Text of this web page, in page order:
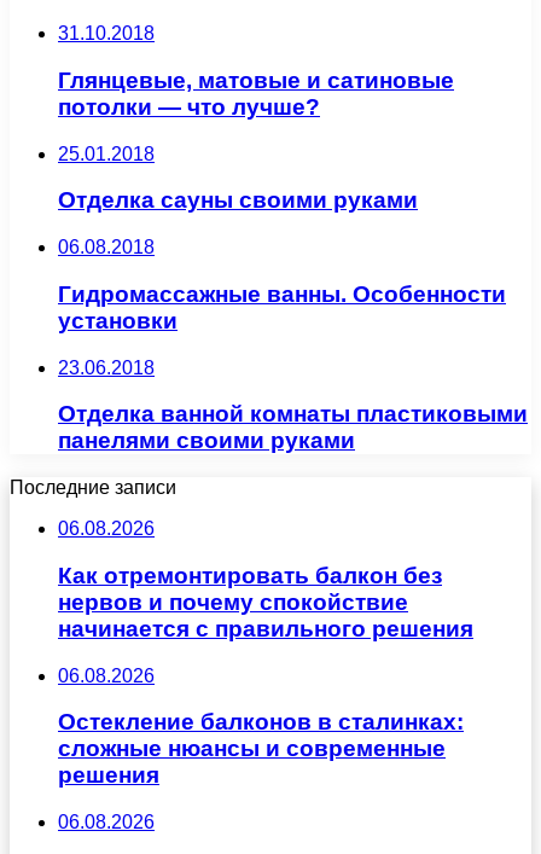
31.10.2018
Глянцевые, матовые и сатиновые
потолки — что лучше?
25.01.2018
Отделка сауны своими руками
06.08.2018
Гидромассажные ванны. Особенности
установки
23.06.2018
Отделка ванной комнаты пластиковыми
панелями своими руками
Последние записи
06.08.2026
Как отремонтировать балкон без
нервов и почему спокойствие
начинается с правильного решения
06.08.2026
Остекление балконов в сталинках:
сложные нюансы и современные
решения
06.08.2026